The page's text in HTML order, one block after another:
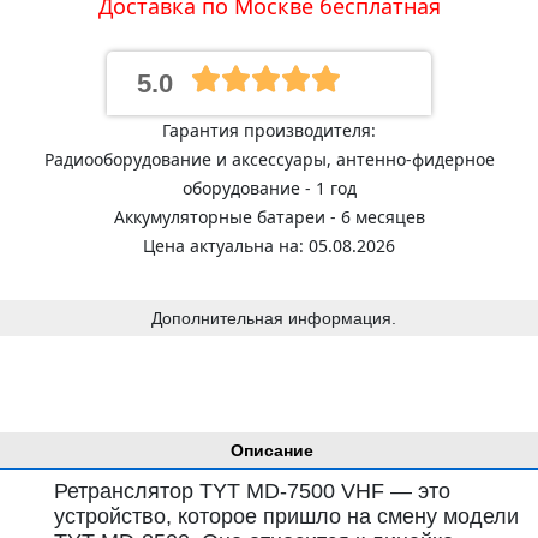
Описание
Ретранслятор TYT MD-7500 VHF — это
устройство, которое пришло на смену модели
Доставка по Москве бесплатная
5.0
Гарантия производителя:
Радиооборудование и аксессуары, антенно-фидерное
оборудование - 1 год
Аккумуляторные батареи - 6 месяцев
Цена актуальна на: 05.08.2026
Дополнительная информация.